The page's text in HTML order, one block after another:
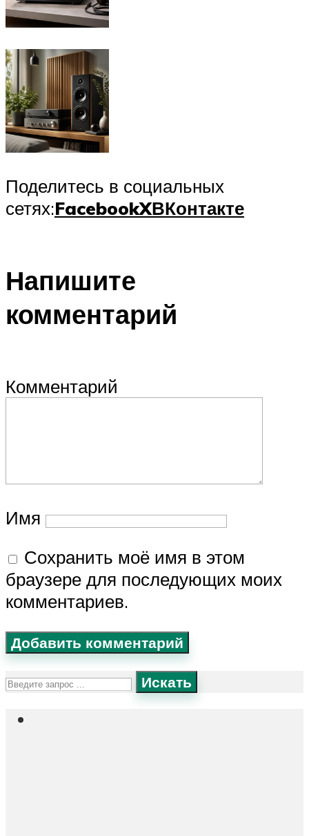
Поделитесь в социальных
сетях:FacebookXВКонтакте
Напишите
комментарий
Комментарий
Имя
Сохранить моё имя в этом
браузере для последующих моих
комментариев.
Искать